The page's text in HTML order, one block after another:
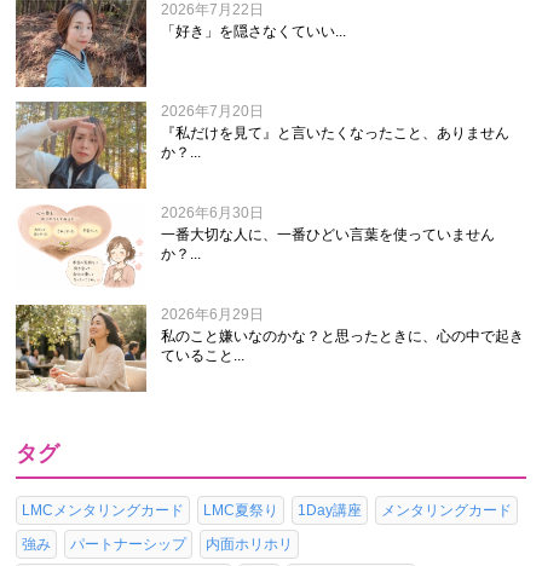
2026年7月22日
「好き」を隠さなくていい...
2026年7月20日
『私だけを見て』と言いたくなったこと、ありません
か？...
2026年6月30日
一番大切な人に、一番ひどい言葉を使っていません
か？...
2026年6月29日
私のこと嫌いなのかな？と思ったときに、心の中で起き
ていること...
タグ
LMCメンタリングカード LMC夏祭り 1Day講座
メンタリングカード
強み
パートナーシップ
内面ホリホリ